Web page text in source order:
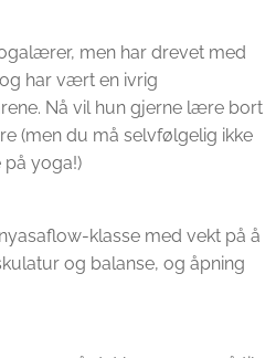
men har drevet med
har vært en ivrig
Nå vil hun gjerne lære bort
(men du må selvfølgelig ikke
yoga!)
klasse med vekt på å
og balanse, og åpning